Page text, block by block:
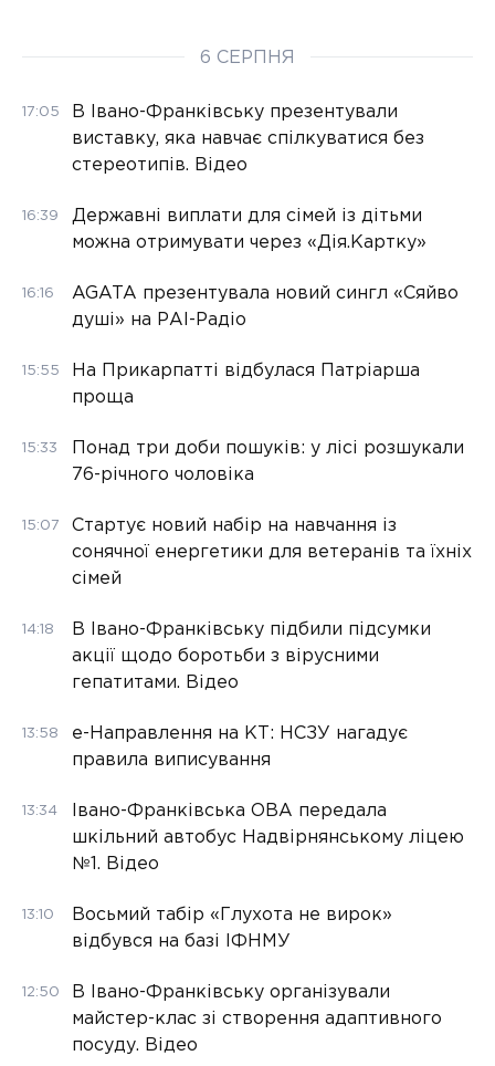
6 СЕРПНЯ
17:05
В Івано-Франківську презентували
виставку, яка навчає спілкуватися без
стереотипів. Відео
16:39
Державні виплати для сімей із дітьми
можна отримувати через «Дія.Картку»
16:16
AGATA презентувала новий сингл «Сяйво
душі» на РАІ-Радіо
15:55
На Прикарпатті відбулася Патріарша
проща
15:33
Понад три доби пошуків: у лісі розшукали
76-річного чоловіка
15:07
Стартує новий набір на навчання із
сонячної енергетики для ветеранів та їхніх
сімей
14:18
В Івано-Франківську підбили підсумки
акції щодо боротьби з вірусними
гепатитами. Відео
13:58
е-Направлення на КТ: НСЗУ нагадує
правила виписування
13:34
Івано-Франківська ОВА передала
шкільний автобус Надвірнянському ліцею
№1. Відео
13:10
Восьмий табір «Глухота не вирок»
відбувся на базі ІФНМУ
12:50
В Івано-Франківську організували
майстер-клас зі створення адаптивного
посуду. Відео